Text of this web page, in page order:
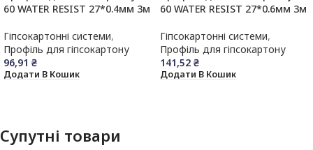
60 WATER RESIST 27*0.4мм 3м
Гіпсокартонні системи,
Профіль для гіпсокартону
96,91 ₴
Додати В Кошик
60 WATER RESIST 27*0.6мм 3м
Гіпсокартонні системи,
Профіль для гіпсокартону
141,52 ₴
Додати В Кошик
Супутні товари